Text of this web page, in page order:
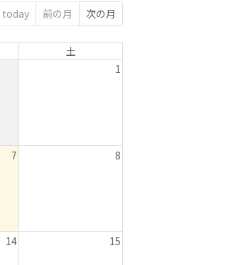
today 前の月 次の月
土
1
7 8
14 15